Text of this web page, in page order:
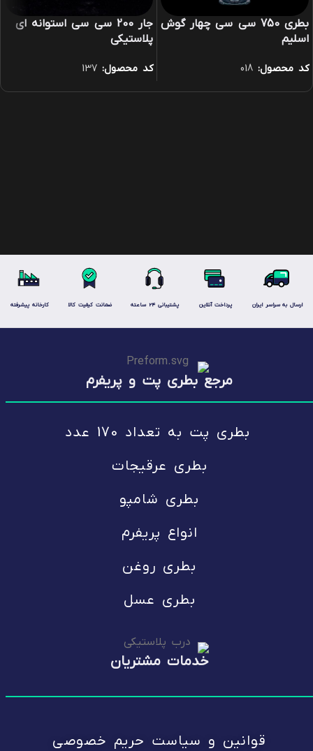
بطری 750 سی سی چهار گوش
اسلیم
کد محصول: 018
جار 200 سی سی استوانه ای
پلاستیکی
کد محصول: 137
ارسال به سراسر ایران پرداخت آنلاین پشتیبانی 24 ساعته ضمانت کیفیت کالا کارخانه پیشرفته
مرجع بطری پت و پریفرم
بطری پت به تعداد 170 عدد
بطری عرقیجات
بطری شامپو
انواع پریفرم
بطری روغن
بطری عسل
خدمات مشتریان
قوانین و سیاست حریم خصوصی